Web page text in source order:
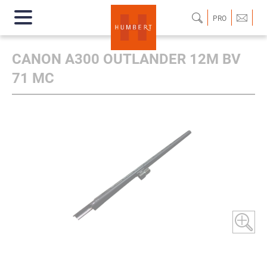
PRO
CANON A300 OUTLANDER 12M BV
71 MC